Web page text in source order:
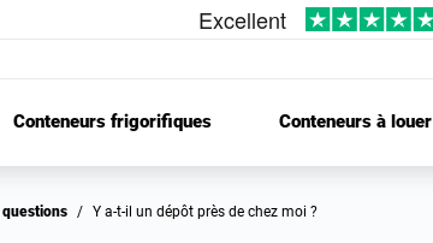
Conteneurs frigorifiques Conteneurs à louer
questions / Y a-t-il un dépôt près de chez moi ?